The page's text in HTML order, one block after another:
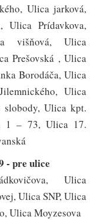
Ulica jarková,
Ulica Prídavkova,
višňová, Ulica
Prešovská , Ulica
Borodáča, Ulica
Ulica
slobody, Ulica kpt.
1 – 73, Ulica 17.
- pre ulice
Ulica
Ulica SNP, Ulica
Ulica Moyzesova